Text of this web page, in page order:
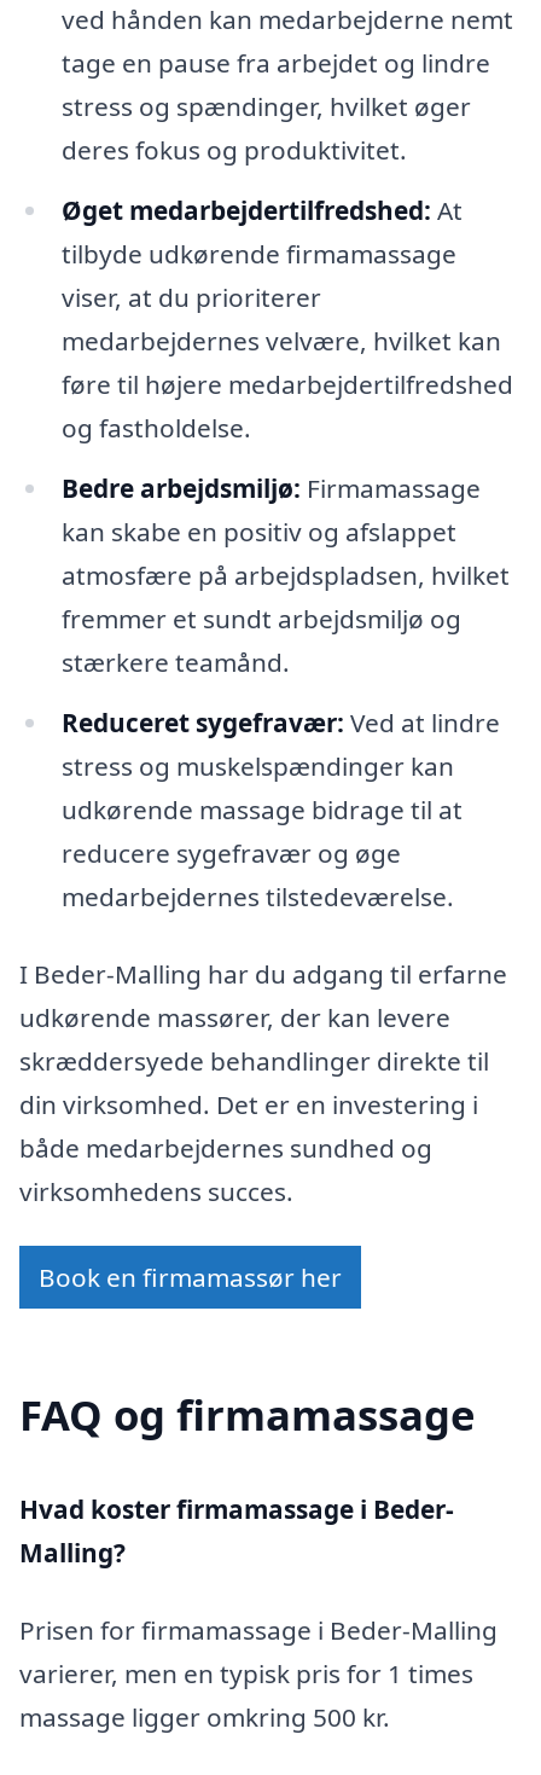
ved hånden kan medarbejderne nemt
tage en pause fra arbejdet og lindre
stress og spændinger, hvilket øger
deres fokus og produktivitet.
Øget medarbejdertilfredshed: At
tilbyde udkørende firmamassage
viser, at du prioriterer
medarbejdernes velvære, hvilket kan
føre til højere medarbejdertilfredshed
og fastholdelse.
Bedre arbejdsmiljø: Firmamassage
kan skabe en positiv og afslappet
atmosfære på arbejdspladsen, hvilket
fremmer et sundt arbejdsmiljø og
stærkere teamånd.
Reduceret sygefravær: Ved at lindre
stress og muskelspændinger kan
udkørende massage bidrage til at
reducere sygefravær og øge
medarbejdernes tilstedeværelse.
I Beder-Malling har du adgang til erfarne
udkørende massører, der kan levere
skræddersyede behandlinger direkte til
din virksomhed. Det er en investering i
både medarbejdernes sundhed og
virksomhedens succes.
Book en firmamassør her
FAQ og firmamassage
Hvad koster firmamassage i Beder-
Malling?
Prisen for firmamassage i Beder-Malling
varierer, men en typisk pris for 1 times
massage ligger omkring 500 kr.